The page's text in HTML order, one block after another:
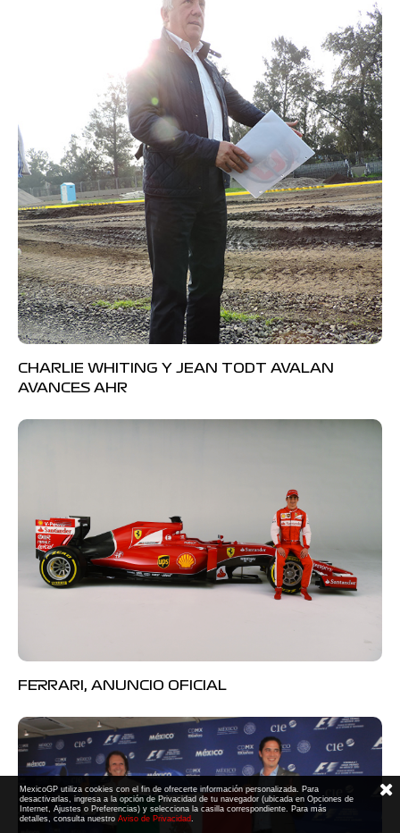
CHARLIE WHITING Y JEAN TODT AVALAN
AVANCES AHR
FERRARI, ANUNCIO OFICIAL
MexicoGP utiliza cookies con el fin de ofrecerte información personalizada. Para
desactivarlas, ingresa a la opción de Privacidad de tu navegador (ubicada en Opciones de
Internet, Ajustes o Preferencias) y selecciona la casilla correspondiente. Para más
detalles, consulta nuestroAviso de Privacidad.